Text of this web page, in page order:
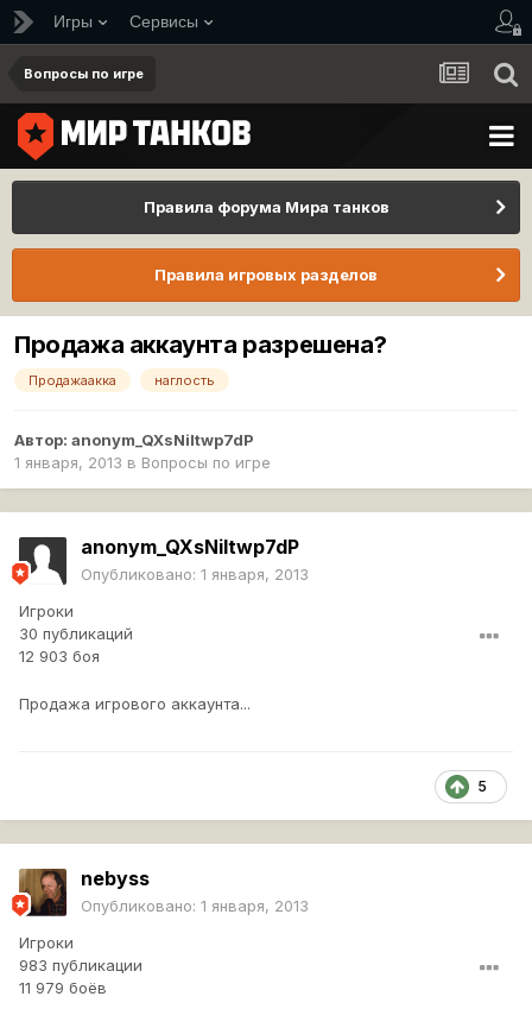
Игры Сервисы
Вопросы по игре
Правила форума Мира танков
Правила игровых разделов
Продажа аккаунта разрешена?
Продажаакка наглость
Автор: anonym_QXsNiItwp7dP
1 января, 2013 в Вопросы по игре
anonym_QXsNiItwp7dP
Опубликовано: 1 января, 2013
Игроки
30 публикаций
12 903 боя
Продажа игрового аккаунта...
5
nebyss
Опубликовано: 1 января, 2013
Игроки
983 публикации
11 979 боёв